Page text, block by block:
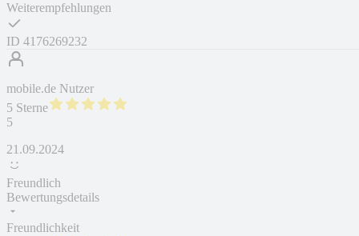
Weiterempfehlungen
ID 4176269232
mobile.de Nutzer
5 Sterne
5
21.09.2024
Freundlich
Bewertungsdetails
Freundlichkeit